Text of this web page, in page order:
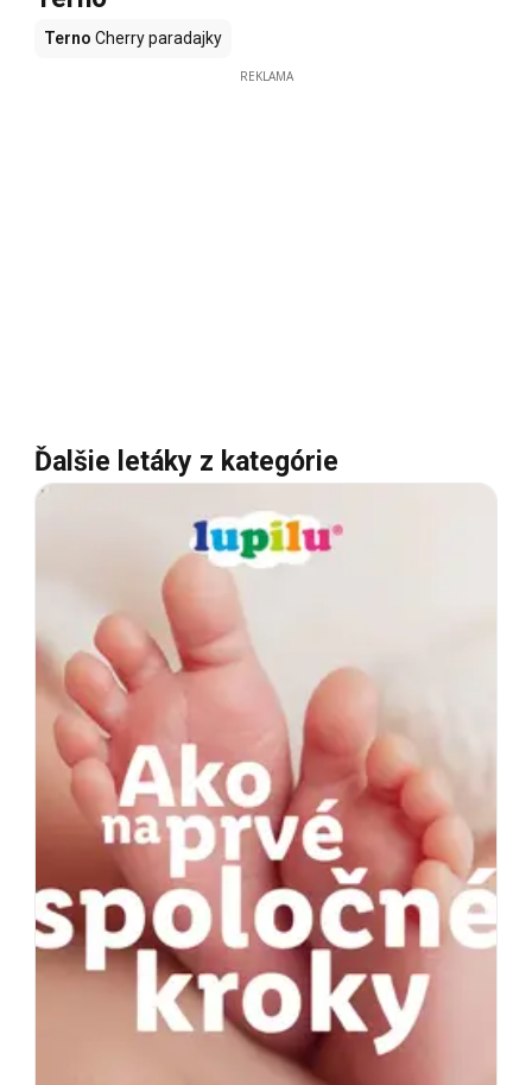
Terno Cherry paradajky
REKLAMA
Ďalšie letáky z kategórie